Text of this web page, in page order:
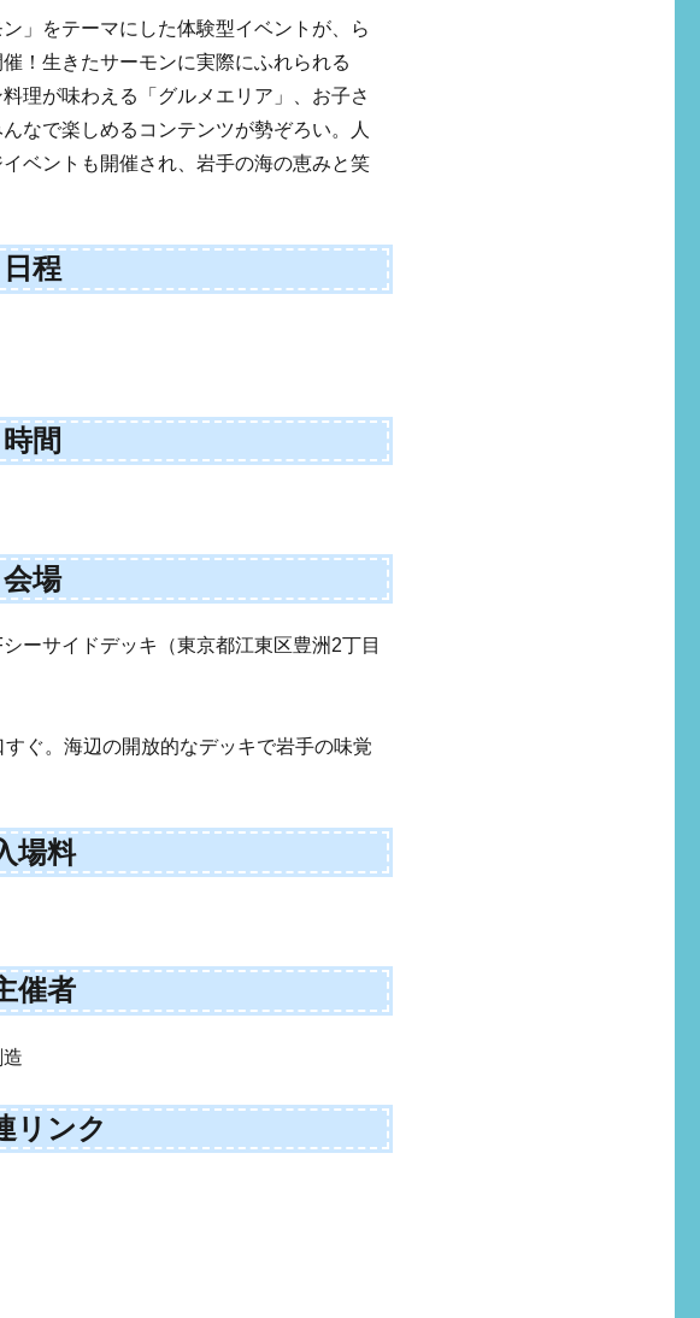
」をテーマにした体験型イベントが、ら
！生きたサーモンに実際にふれられる
理が味わえる「グルメエリア」、お子さ
なで楽しめるコンテンツが勢ぞろい。人
ベントも開催され、岩手の海の恵みと笑
日程
時間
会場
ーサイドデッキ（東京都江東区豊洲2丁目
ぐ。海辺の開放的なデッキで岩手の味覚
場料
催者
リンク